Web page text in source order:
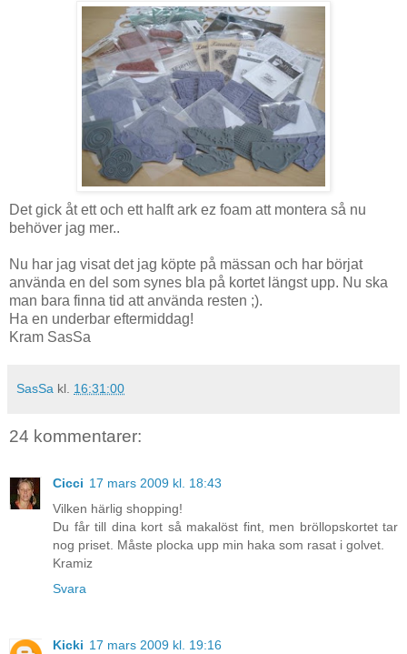
Det gick åt ett och ett halft ark ez foam att montera så nu
behöver jag mer..
Nu har jag visat det jag köpte på mässan och har börjat
använda en del som synes bla på kortet längst upp. Nu ska
man bara finna tid att använda resten ;).
Ha en underbar eftermiddag!
Kram SasSa
SasSa kl. 16:31:00
24 kommentarer:
Cicci 17 mars 2009 kl. 18:43
Vilken härlig shopping!
Du får till dina kort så makalöst fint, men bröllopskortet tar
nog priset. Måste plocka upp min haka som rasat i golvet.
Kramiz
Svara
Kicki 17 mars 2009 kl. 19:16